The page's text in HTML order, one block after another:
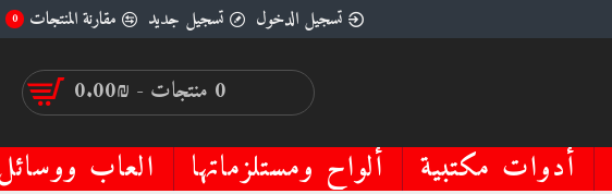
تسجيل الدخول تسجيل جديد مقارنة المنتجات 0
0 منتجات - ₪0.00
أدوات مكتبية ألواح ومستلزماتها العاب